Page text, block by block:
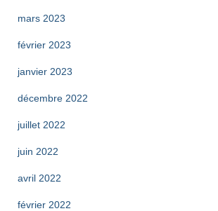
mars 2023
février 2023
janvier 2023
décembre 2022
juillet 2022
juin 2022
avril 2022
février 2022